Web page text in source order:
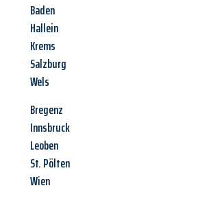
Baden
Hallein
Krems
Salzburg
Wels
Bregenz
Innsbruck
Leoben
St. Pölten
Wien